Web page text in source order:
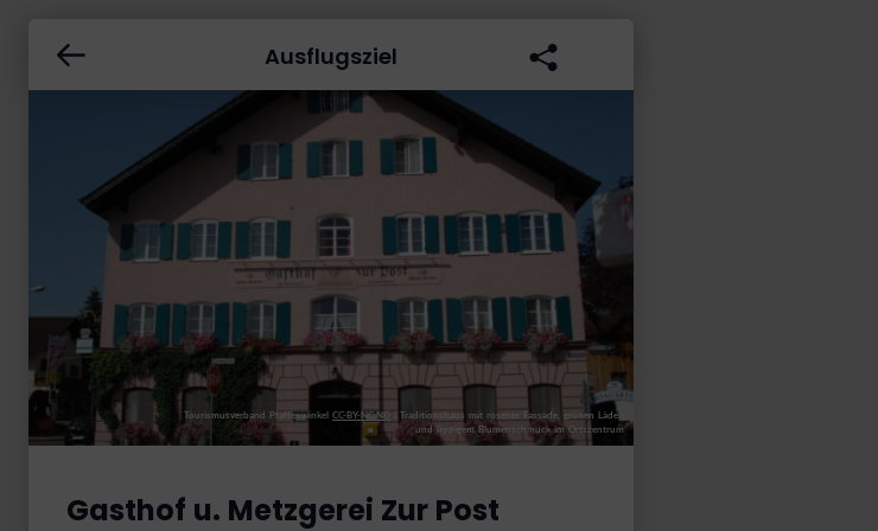
Ausflugsziel
Tourismusverband Pfaffenwinkel CC-BY-NC-ND | Traditionshaus mit rosener Fassade, grünen Läden
und üppigem Blumenschmuck im Ortszentrum
Gasthof u. Metzgerei Zur Post